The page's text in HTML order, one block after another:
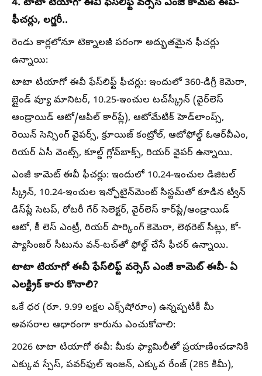
4. టాటా టియాగో ఈవీ ఫేస్​లిఫ్ట్ వర్సెస్​ ఎంజీ కామెట్​ ఈవీ-
ఫీచర్లు, లగ్జరీ..
రెండు కార్లలోనూ టెక్నాలజీ పరంగా అద్భుతమైన ఫీచర్లు
ఉన్నాయి:
టాటా టియాగో ఈవీ ఫేస్​లిఫ్ట్ ఫీచర్లు: ఇందులో 360-డిగ్రీ కెమెరా,
బ్లైండ్ వ్యూ మానిటర్, 10.25-ఇంచుల టచ్‌స్క్రీన్ (వైర్‌లెస్
ఆండ్రాయిడ్ ఆటో/ఆపిల్ కార్‌ప్లే), ఆటోమేటిక్ హెడ్‌లాంప్స్,
రెయిన్ సెన్సింగ్ వైపర్స్, క్రూయిజ్ కంట్రోల్, ఆటోఫోల్డ్ ఓఆర్​వీఎం,
రియర్ ఏసీ వెంట్స్, కూల్డ్ గ్లోవ్‌బాక్స్, రియర్ వైపర్ ఉన్నాయి.
ఎంజీ కామెట్ ఈవీ ఫీచర్లు: ఇందులో 10.24-ఇంచుల డిజిటల్
స్క్రీన్, 10.24-ఇంచుల ఇన్ఫోటైన్‌మెంట్ సిస్టమ్‌తో కూడిన ట్విన్
డిస్‌ప్లే సెటప్, రోటరీ గేర్ సెలెక్టర్, వైర్‌లెస్ కార్‌ప్లే/ఆండ్రాయిడ్
ఆటో, కీ లెస్ ఎంట్రీ, రియర్ పార్కింగ్ కెమెరా, లెథరెట్ సీట్లు, కో-
ప్యాసింజర్ సీటును వన్-టచ్‌తో ఫోల్డ్ చేసే ఫీచర్ ఉన్నాయి.
టాటా టియాగో ఈవీ ఫేస్​లిఫ్ట్ వర్సెస్​ ఎంజీ కామెట్​ ఈవీ- ఏ
ఎలక్ట్రిక్ కారు కొనాలి?
ఒకే ధర (రూ. 9.99 లక్షల ఎక్స్​షోరూం) ఉన్నప్పటికీ మీ
అవసరాల ఆధారంగా కారును ఎంచుకోవాలి:
2026 టాటా టియాగో ఈవీ: మీకు ఫ్యామిలీతో ప్రయాణించడానికి
ఎక్కువ స్పేస్, పవర్‌ఫుల్ ఇంజన్, ఎక్కువ రేంజ్ (285 కిమీ),